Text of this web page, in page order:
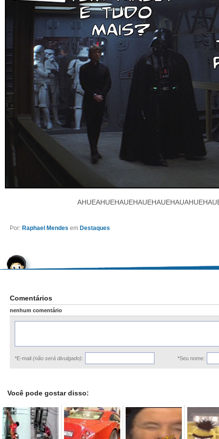
Por: Raphael Mendes em Destaques
Comentários
nenhum comentário
*E-mail (não será divulgado): *Seu nome:
Você pode gostar disso: